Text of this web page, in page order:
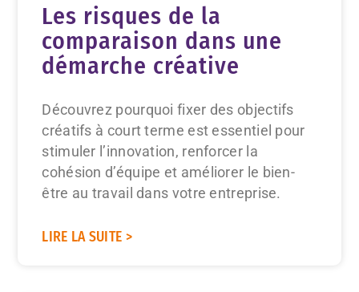
Les risques de la
comparaison dans une
démarche créative
Découvrez pourquoi fixer des objectifs
créatifs à court terme est essentiel pour
stimuler l’innovation, renforcer la
cohésion d’équipe et améliorer le bien-
être au travail dans votre entreprise.
LIRE LA SUITE >